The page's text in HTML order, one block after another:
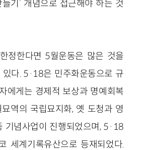
기’ 개념으로 접근해야 하는 것
정한다면 5월운동은 많은 것을
다. 5·18은 민주화운동으로 규
에게는 경제적 보상과 명예회복
역의 국립묘지화, 옛 도청과 영
기념사업이 진행되었으며, 5·18
세계기록유산으로 등재되었다.